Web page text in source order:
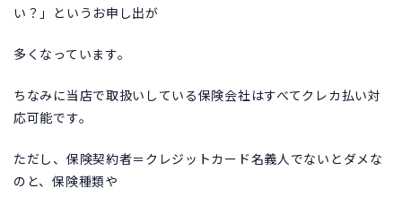
い？」というお申し出が
多くなっています。
ちなみに当店で取扱いしている保険会社はすべてクレカ払い対
応可能です。
ただし、保険契約者＝クレジットカード名義人でないとダメな
のと、保険種類や